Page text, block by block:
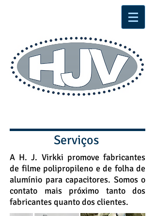
Serviços
A H. J. Virkki promove fabricantes
de filme polipropileno e de folha de
alumínio para capacitores. Somos o
contato mais próximo tanto dos
fabricantes quanto dos clientes.